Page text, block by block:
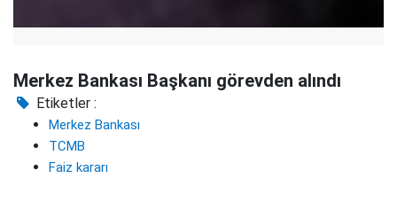
Merkez Bankası Başkanı görevden alındı
Etiketler :
Merkez Bankası
TCMB
Faiz kararı